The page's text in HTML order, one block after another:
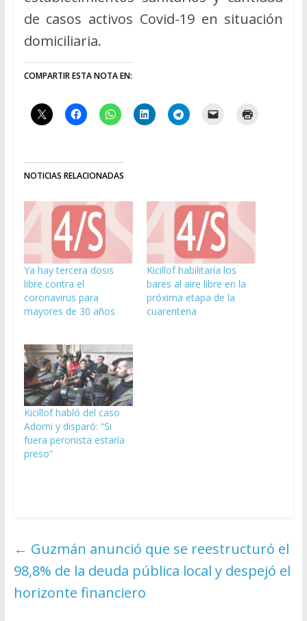
de casos activos Covid-19 en situación
domiciliaria.
COMPARTIR ESTA NOTA EN:
NOTICIAS RELACIONADAS
Ya hay tercera dosis
libre contra el
coronavirus para
mayores de 30 años
Kicillof habilitaría los
bares al aire libre en la
próxima etapa de la
cuarentena
Kicillof habló del caso
Adorni y disparó: “Si
fuera peronista estaría
preso”
← Guzmán anunció que se reestructuró el
98,8% de la deuda pública local y despejó el
horizonte financiero